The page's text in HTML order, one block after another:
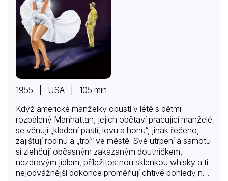
1955 | USA | 105 min
Když americké manželky opustí v létě s dětmi
rozpálený Manhattan, jejich obětaví pracující manželé
se věnují „kladení pastí, lovu a honu“, jinak řečeno,
zajišťují rodinu a „trpí“ ve městě. Své utrpení a samotu
si zlehčují občasným zakázaným doutníčkem,
nezdravým jídlem, příležitostnou sklenkou whisky a ti
nejodvážnější dokonce proměňují chtivé pohledy na